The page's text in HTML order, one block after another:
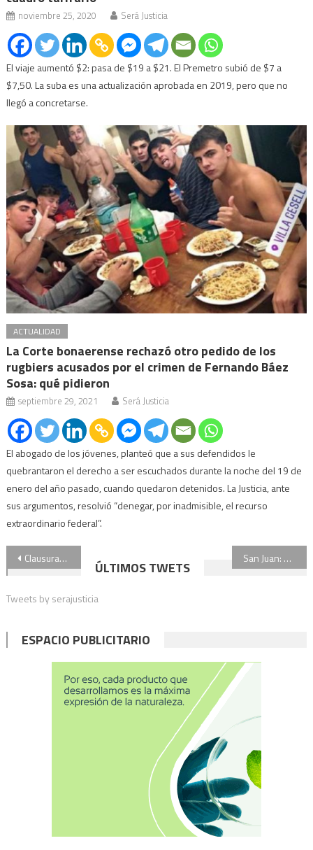
noviembre 25, 2020 Será Justicia
El viaje aumentó $2: pasa de $19 a $21. El Premetro subió de $7 a
$7,50. La suba es una actualización aprobada en 2019, pero que no
llegó a concretarse.
ACTUALIDAD
La Corte bonaerense rechazó otro pedido de los
rugbiers acusados por el crimen de Fernando Báez
Sosa: qué pidieron
septiembre 29, 2021 Será Justicia
El abogado de los jóvenes, planteó que a sus defendidos le
quebrantaron el derecho a ser escuchados durante la noche del 19 de
enero del año pasado, cuando quedaron detenidos. La Justicia, ante
sus argumentos, resolvió “denegar, por inadmisible, el recurso
extraordinario federal”.
Navegación
de
entradas
Clausuran un criadero ilegal de perros: rescatan animales en estado de maltrato y abandono San Juan: una jauría mató a un trabajador
ÚLTIMOS TWETS
Tweets by serajusticia
ESPACIO PUBLICITARIO